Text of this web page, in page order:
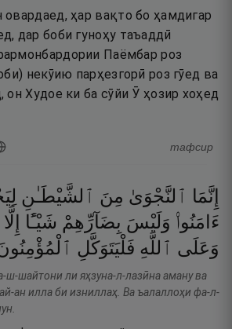
ҳар вақто бо ҳамдигар
дар боби гуноҳу таъаддӣ
Паёмбар роз
некӯию парҳезгорӣ роз гӯед ва
он Худое ки ба сӯйи Ӯ ҳозир хоҳед
тафсир
إِنَّمَا ٱلنَّجْوَىٰ مِنَ ٱلشَّيْطَـٰنِ
ءَامَنُوا۟ وَلَيْسَ بِضَآرِّهِمْ شَيْـًٔا إِلَّا
وَعَلَى ٱللَّهِ فَلْيَتَوَكَّلِ
шайтони ли яҳзуна-л-лазӣна аману ва
ан илла би изниллаҳ. Ва ъалаллоҳи фа-л-